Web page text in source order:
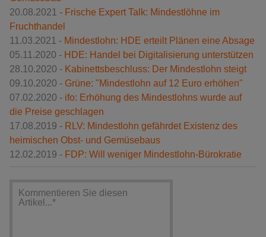
20.08.2021 - Frische Expert Talk: Mindestlöhne im
Fruchthandel
11.03.2021 - Mindestlohn: HDE erteilt Plänen eine Absage
05.11.2020 - HDE: Handel bei Digitalisierung unterstützen
28.10.2020 - Kabinettsbeschluss: Der Mindestlohn steigt
09.10.2020 - Grüne: "Mindestlohn auf 12 Euro erhöhen"
07.02.2020 - ifo: Erhöhung des Mindestlohns wurde auf
die Preise geschlagen
17.08.2019 - RLV: Mindestlohn gefährdet Existenz des
heimischen Obst- und Gemüsebaus
12.02.2019 - FDP: Will weniger Mindestlohn-Bürokratie